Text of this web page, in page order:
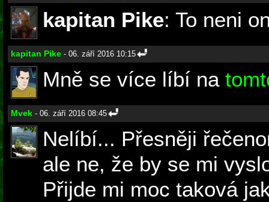
kapitan Pike: To neni
kapitan Pike - 06. září 2016 10:15
Mně se více líbí na
Mvek - 06. září 2016 08:45
Nelíbí... Přesněji
ale ne, že by se mi
Přijde mi moc taková